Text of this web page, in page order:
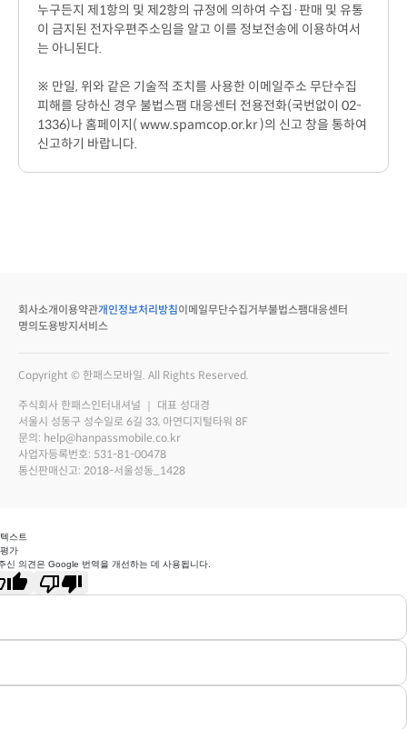
누구든지 제1항의 및 제2항의 규정에 의하여 수집·판매 및 유통
이 금지된 전자우편주소임을 알고 이를 정보전송에 이용하여서
는 아니된다.
※ 만일, 위와 같은 기술적 조치를 사용한 이메일주소 무단수집
피해를 당하신 경우 불법스팸 대응센터 전용전화(국번없이 02-
1336)나 홈페이지( www.spamcop.or.kr )의 신고 창을 통하여
신고하기 바랍니다.
회사소개 이용약관개인정보처리방침이메일무단수집거부불법스팸대응센터
명의도용방지서비스
Copyright © 한패스모바일. All Rights Reserved.
주식회사 한패스인터내셔널 ｜ 대표 성대경
서울시 성동구 성수일로 6길 33, 아연디지털타워 8F
문의: help@hanpassmobile.co.kr
사업자등록번호: 531-81-00478
통신판매신고: 2018-서울성동_1428
스트
가
신 의견은 Google 번역을 개선하는 데 사용됩니다.